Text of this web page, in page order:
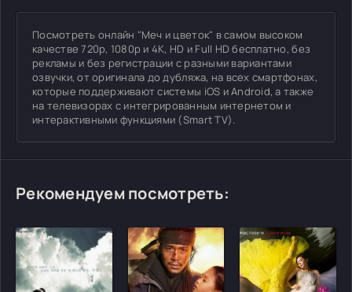
Посмотреть онлайн "Меч и цветок" в самом высоком
качестве 720p, 1080p и 4K, HD и Full HD бесплатно, без
рекламы и без регистрации с разными вариантами
озвучки, от оригинала до дубляжа, на всех смартфонах,
которые поддерживают системы iOS и Android, а также
на телевизорах с интегрированным интернетом и
интерактивными функциями (Smart TV).
Рекомендуем посмотреть: